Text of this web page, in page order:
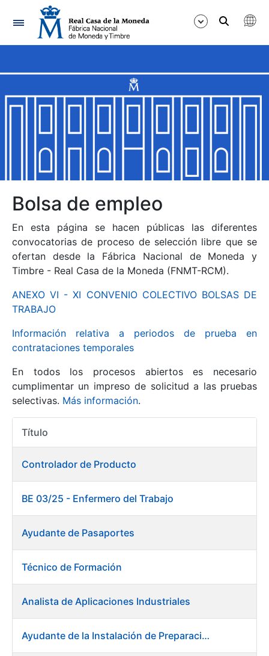
Navegación
Mostrar/Ocultar
Mostrar/Ocultar
Mostrar/Ocultar
Mostrar/Ocultar
Mostrar/Ocultar
Mostrar/Ocultar
Mostrar/Ocultar
Bolsa de empleo
En esta página se hacen públicas las diferentes
convocatorias de proceso de selección libre que se
ofertan desde la Fábrica Nacional de Moneda y
Timbre - Real Casa de la Moneda (FNMT-RCM).
ANEXO VI - XI CONVENIO COLECTIVO BOLSAS DE
TRABAJO
Información relativa a periodos de prueba en
contrataciones temporales
En todos los procesos abiertos es necesario
cumplimentar un impreso de solicitud a las pruebas
selectivas. Más información.
Título
Controlador de Producto
BE 03/25 - Enfermero del Trabajo
Ayudante de Pasaportes
Técnico de Formación
Analista de Aplicaciones Industriales
Ayudante de la Instalación de Preparación de Pastas. Fábrica de Papel